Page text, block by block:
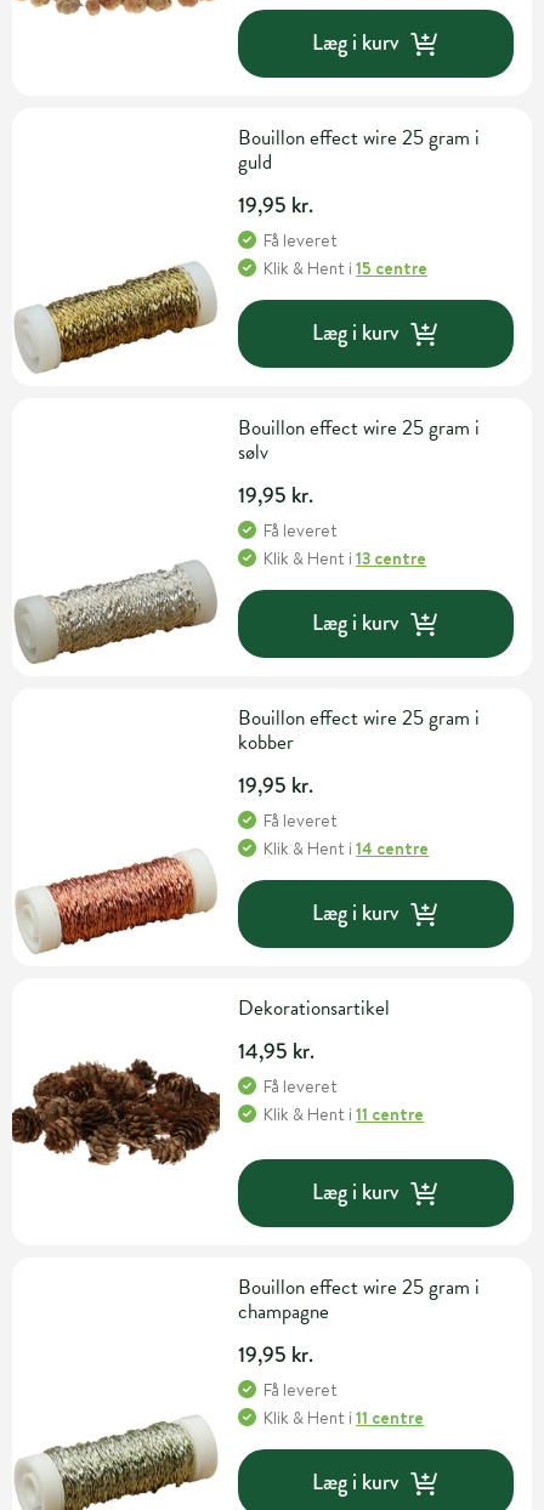
Læg i kurv
Bouillon effect wire 25 gram i
guld
19,95 kr.
Få leveret
Klik & Hent i15 centre
Læg i kurv
Bouillon effect wire 25 gram i
sølv
19,95 kr.
Få leveret
Klik & Hent i13 centre
Læg i kurv
Bouillon effect wire 25 gram i
kobber
19,95 kr.
Få leveret
Klik & Hent i14 centre
Læg i kurv
Dekorationsartikel
14,95 kr.
Få leveret
Klik & Hent i11 centre
Læg i kurv
Bouillon effect wire 25 gram i
champagne
19,95 kr.
Få leveret
Klik & Hent i11 centre
Læg i kurv